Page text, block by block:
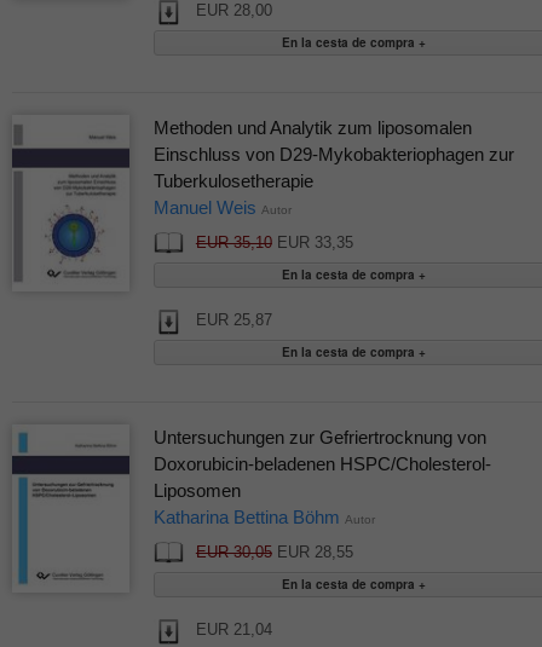
EUR 28,00
Methoden und Analytik zum liposomalen
Einschluss von D29-Mykobakteriophagen zur
Tuberkulosetherapie
Manuel Weis Autor
EUR 35,10EUR 33,35
EUR 25,87
Untersuchungen zur Gefriertrocknung von
Doxorubicin-beladenen HSPC/Cholesterol-
Liposomen
Katharina Bettina Böhm Autor
EUR 30,05EUR 28,55
EUR 21,04